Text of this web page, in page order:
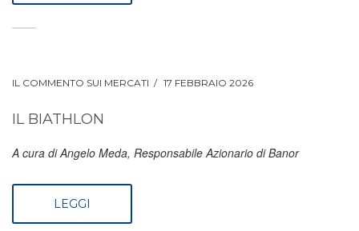
IL COMMENTO SUI MERCATI 17 FEBBRAIO 2026
IL BIATHLON
A cura di Angelo Meda, Responsabile Azionario di Banor
LEGGI